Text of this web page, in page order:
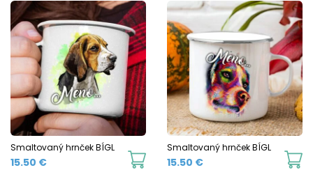
product
page
has
multiple
variants.
The
options
may
chosen
Smaltovaný hrnček BÍGL
15.50 €
This
Smaltovaný hrnček BÍGL
15.50 €